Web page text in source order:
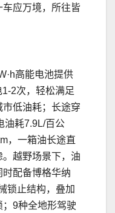
应万境，所往皆
高能电池提供
2次，轻松满足
低油耗；长途穿
油耗7.9L/百公
，一箱油长途直
越野场景下，油
配备博格华纳
锁止结构，叠加
9种全地形驾驶